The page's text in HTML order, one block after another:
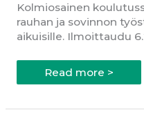
Kolmiosainen
rauhan ja sovinnon
aikuisille. Ilmoittaudu
Globaali
rauhantyö:
miten?
Read more >